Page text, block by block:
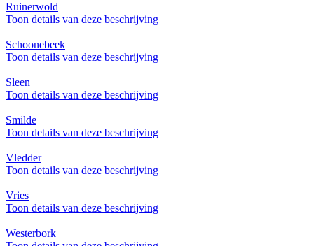
Ruinerwold
Toon details van deze beschrijving
Schoonebeek
Toon details van deze beschrijving
Sleen
Toon details van deze beschrijving
Smilde
Toon details van deze beschrijving
Vledder
Toon details van deze beschrijving
Vries
Toon details van deze beschrijving
Westerbork